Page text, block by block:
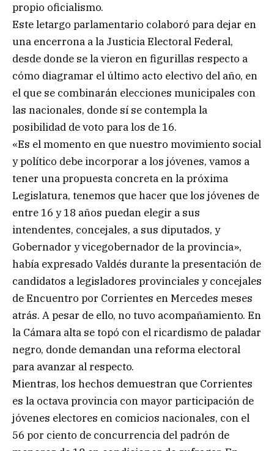
propio oficialismo.
Este letargo parlamentario colaboró para dejar en
una encerrona a la Justicia Electoral Federal,
desde donde se la vieron en figurillas respecto a
cómo diagramar el último acto electivo del año, en
el que se combinarán elecciones municipales con
las nacionales, donde sí se contempla la
posibilidad de voto para los de 16.
«Es el momento en que nuestro movimiento social
y político debe incorporar a los jóvenes, vamos a
tener una propuesta concreta en la próxima
Legislatura, tenemos que hacer que los jóvenes de
entre 16 y 18 años puedan elegir a sus
intendentes, concejales, a sus diputados, y
Gobernador y vicegobernador de la provincia»,
había expresado Valdés durante la presentación de
candidatos a legisladores provinciales y concejales
de Encuentro por Corrientes en Mercedes meses
atrás. A pesar de ello, no tuvo acompañamiento. En
la Cámara alta se topó con el ricardismo de paladar
negro, donde demandan una reforma electoral
para avanzar al respecto.
Mientras, los hechos demuestran que Corrientes
es la octava provincia con mayor participación de
jóvenes electores en comicios nacionales, con el
56 por ciento de concurrencia del padrón de